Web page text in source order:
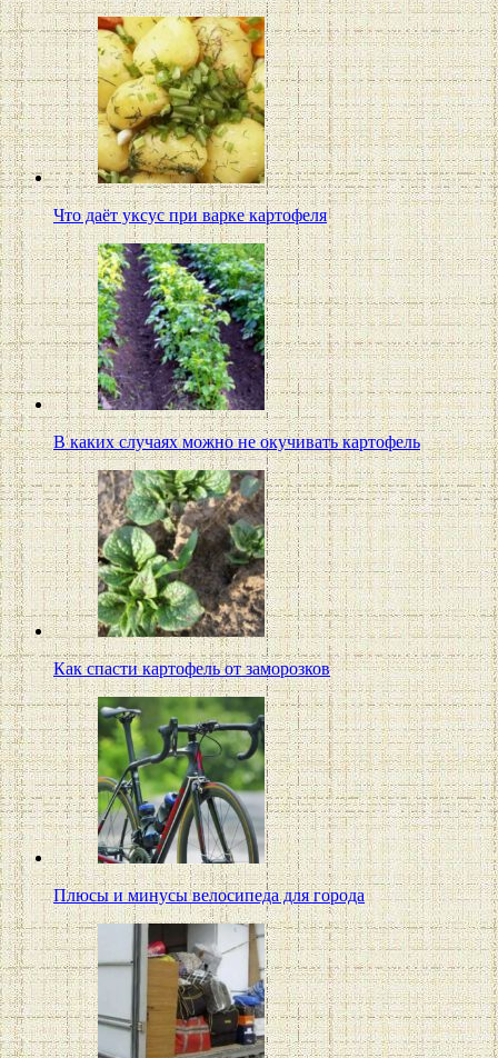
Что даёт уксус при варке картофеля
В каких случаях можно не окучивать картофель
Как спасти картофель от заморозков
Плюсы и минусы велосипеда для города